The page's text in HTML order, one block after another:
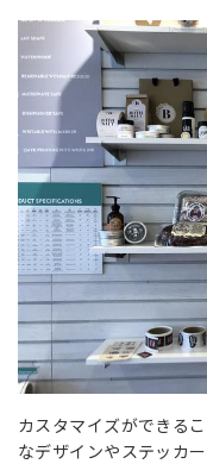
カスタマイズができる
なデザインやステッカ